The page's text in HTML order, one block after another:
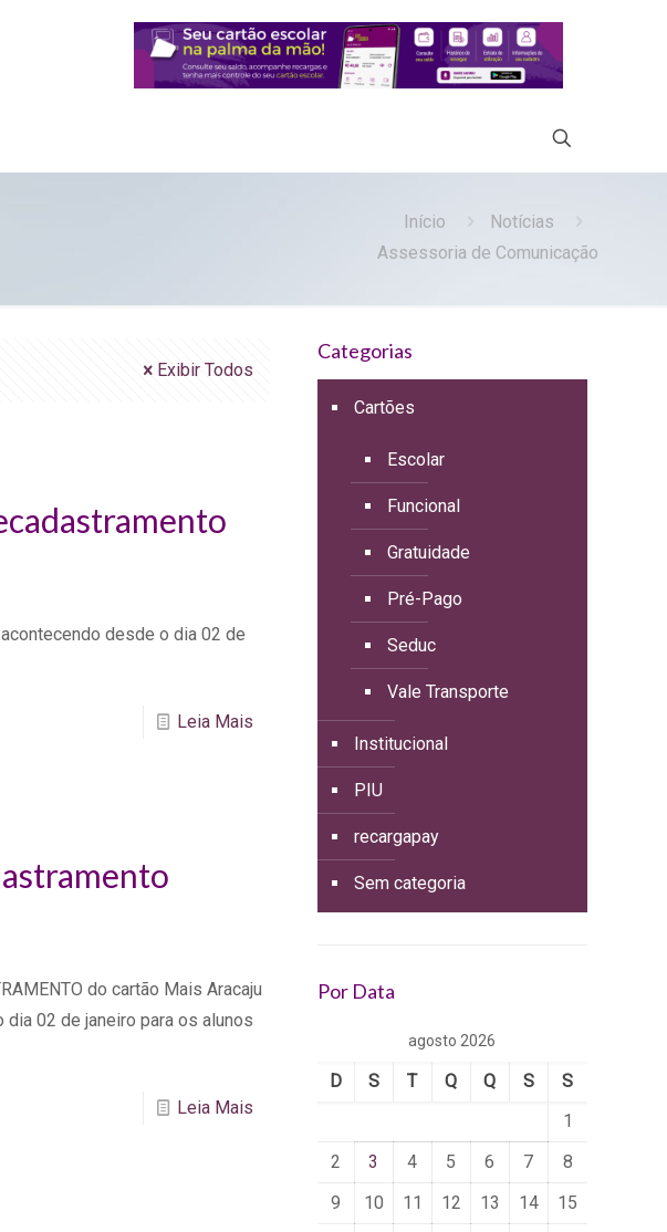
Início
Notícias
Assessoria de Comunicação
Exibir Todos
desde o dia 02 de
Leia Mais
do cartão Mais Aracaju
02 de janeiro para os alunos
Leia Mais
Categorias
Cartões
Escolar
Funcional
Gratuidade
Pré-Pago
Seduc
Vale Transporte
Institucional
PIU
recargapay
Sem categoria
Por Data
agosto 2026
D S T Q Q S
S
1
2
3 4 5 6 7
8
9
10 11 12 13 14
15